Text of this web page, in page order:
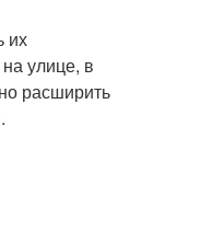
их
улице, в
расширить